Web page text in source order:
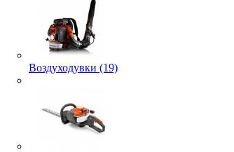
Воздуходувки (19)